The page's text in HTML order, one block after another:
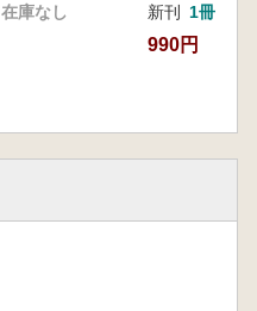
在庫なし 新刊 1冊
990円